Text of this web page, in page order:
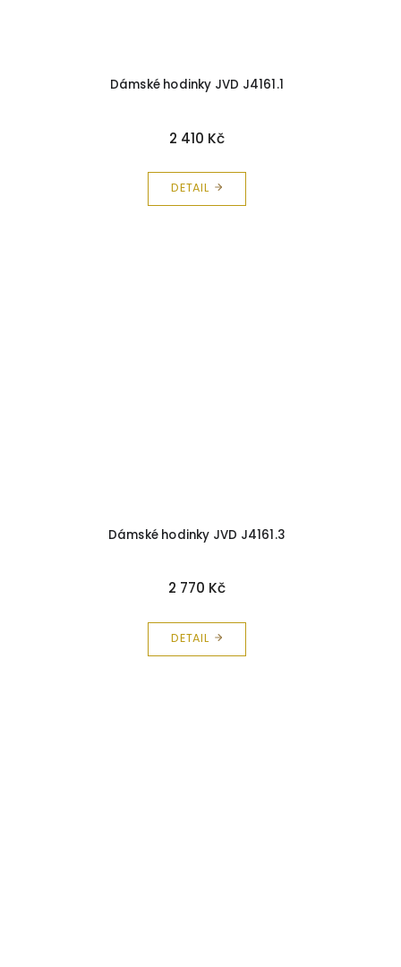
Dámské hodinky JVD J4161.1
2 410 Kč
DETAIL
Dámské hodinky JVD J4161.3
2 770 Kč
DETAIL